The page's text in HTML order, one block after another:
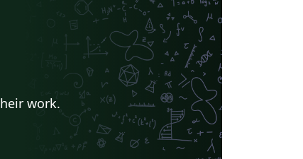
work.